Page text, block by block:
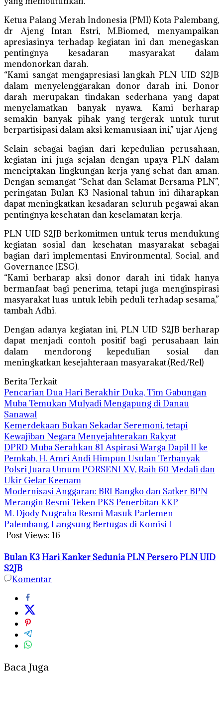
Ketua Palang Merah Indonesia (PMI) Kota Palembang,
dr Ajeng Intan Estri, M.Biomed, menyampaikan
apresiasinya terhadap kegiatan ini dan menegaskan
pentingnya kesadaran masyarakat dalam
mendonorkan darah.
“Kami sangat mengapresiasi langkah PLN UID S2JB
dalam menyelenggarakan donor darah ini. Donor
darah merupakan tindakan sederhana yang dapat
menyelamatkan banyak nyawa. Kami berharap
semakin banyak pihak yang tergerak untuk turut
berpartisipasi dalam aksi kemanusiaan ini,” ujar Ajeng
Selain sebagai bagian dari kepedulian perusahaan,
kegiatan ini juga sejalan dengan upaya PLN dalam
menciptakan lingkungan kerja yang sehat dan aman.
Dengan semangat “Sehat dan Selamat Bersama PLN”,
peringatan Bulan K3 Nasional tahun ini diharapkan
dapat meningkatkan kesadaran seluruh pegawai akan
pentingnya kesehatan dan keselamatan kerja.
PLN UID S2JB berkomitmen untuk terus mendukung
kegiatan sosial dan kesehatan masyarakat sebagai
bagian dari implementasi Environmental, Social, and
Governance (ESG).
“Kami berharap aksi donor darah ini tidak hanya
bermanfaat bagi penerima, tetapi juga menginspirasi
masyarakat luas untuk lebih peduli terhadap sesama,”
tambah Adhi.
Dengan adanya kegiatan ini, PLN UID S2JB berharap
dapat menjadi contoh positif bagi perusahaan lain
dalam mendorong kepedulian sosial dan
meningkatkan kesejahteraan masyarakat.(Red/Rel)
Berita Terkait
Pencarian Dua Hari Berakhir Duka, Tim Gabungan
Muba Temukan Mulyadi Mengapung di Danau
Sanawal
Kemerdekaan Bukan Sekadar Seremoni, tetapi
Kewajiban Negara Menyejahterakan Rakyat
DPRD Muba Serahkan 81 Aspirasi Warga Dapil II ke
Pemkab, H. Amri Andi Himpun Usulan Terbanyak
Polsri Juara Umum PORSENI XV, Raih 60 Medali dan
Ukir Gelar Keenam
Modernisasi Anggaran: BRI Bangko dan Satker BPN
Merangin Resmi Teken PKS Penerbitan KKP
M. Djody Nugraha Resmi Masuk Parlemen
Palembang, Langsung Bertugas di Komisi I
Post Views: 16
Bulan K3Hari Kanker SeduniaPLN PerseroPLN UID
S2JB
Komentar
Baca Juga